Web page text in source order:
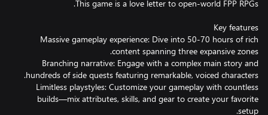
Massive gameplay experience: Dive into 50-70 hours of rich
Branching narrative: Engage with a complex main story and
Limitless playstyles: Customize your gameplay with countless
builds—mix attributes, skills, and gear to create your favorite